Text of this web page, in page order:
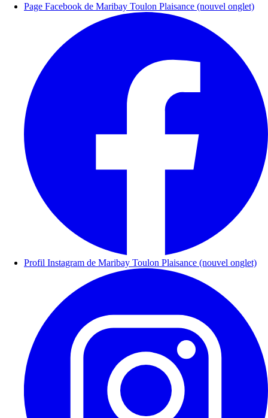
Page Facebook de Maribay Toulon Plaisance (nouvel onglet)
Profil Instagram de Maribay Toulon Plaisance (nouvel onglet)